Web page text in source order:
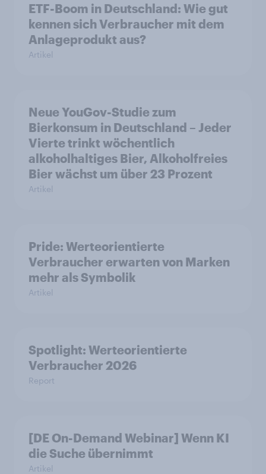
ETF-Boom in Deutschland: Wie gut
kennen sich Verbraucher mit dem
Anlageprodukt aus?
Artikel
Neue YouGov-Studie zum
Bierkonsum in Deutschland – Jeder
Vierte trinkt wöchentlich
alkoholhaltiges Bier, Alkoholfreies
Bier wächst um über 23 Prozent
Artikel
Pride: Werteorientierte
Verbraucher erwarten von Marken
mehr als Symbolik
Artikel
Spotlight: Werteorientierte
Verbraucher 2026
Report
[DE On-Demand Webinar] Wenn KI
die Suche übernimmt
Artikel